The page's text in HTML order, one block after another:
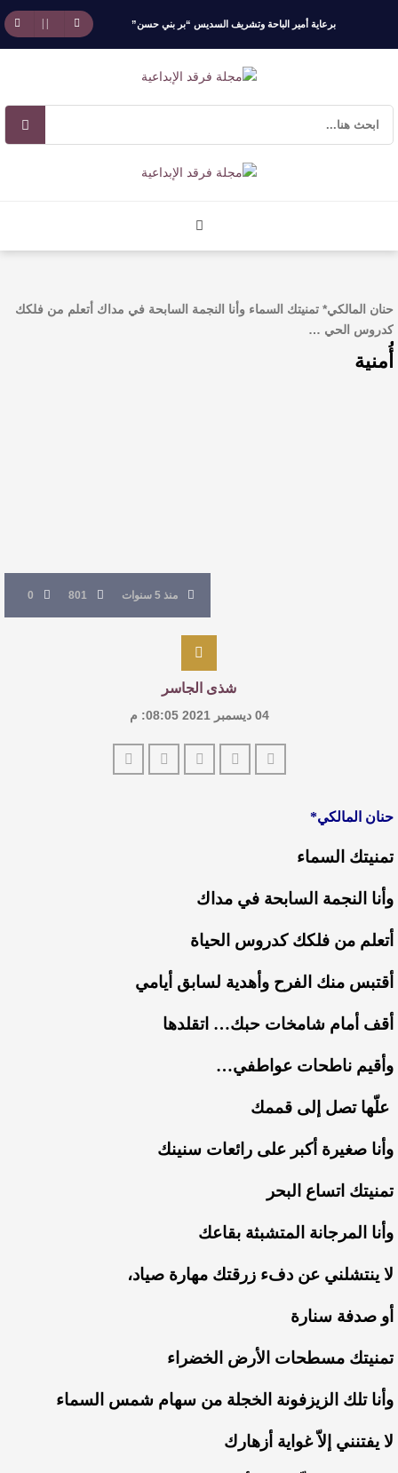
برعاية أمير الباحة وتشريف السديس “بر بني حسن”
تكرّم الفائزين بجائزة “رواد العمل التطوعي 4”
جائزة المهندس زياد الزهراني للتفوق العلمي تكرّم
الروائي جابر محمد مدخلي: أحضر داخل رواياتي
حنان المالكي* تمنيتك السماء وأنا النجمة السابحة في مداك أتعلم من فلكك
كدروس الحي …
أُمنية
منذ 5 سنوات 801
0
شذى الجاسر
04 ديسمبر 2021 08:05: م
حنان المالكي*
تمنيتك السماء
وأنا النجمة السابحة في مداك
أتعلم من فلكك كدروس الحياة
أقتبس منك الفرح وأهدية لسابق أيامي
أقف أمام شامخات حبك… اتقلدها
وأقيم ناطحات عواطفي…
علّها تصل إلى قممك
وأنا صغيرة أكبر على رائعات سنينك
تمنيتك اتساع البحر
وأنا المرجانة المتشبثة بقاعك
لا ينتشلني عن دفء زرقتك مهارة صياد،
أو صدفة سنارة
تمنيتك مسطحات الأرض الخضراء
وأنا تلك الزيزفونة الخجلة من سهام شمس السماء
لا يفتنني إلاّ غواية أزهارك